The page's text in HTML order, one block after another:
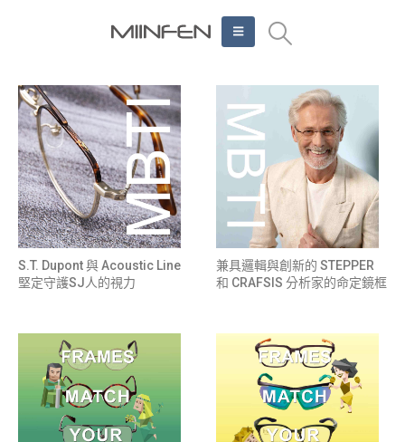
S.T. Dupont 與 Acoustic Line
堅定守護SJ人的視力
兼具邏輯與創新的 STEPPER
和 CRAFSIS 分析家的命定鏡框